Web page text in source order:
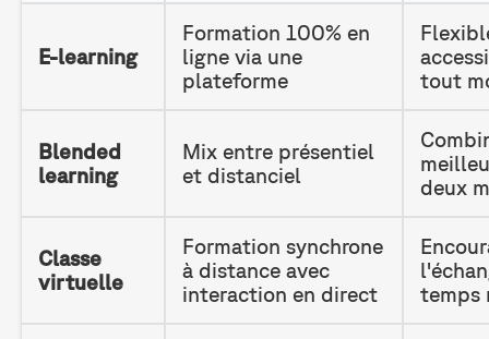
E-learning
Formation 100% en
ligne via une
plateforme
tout
Blended
learning
Mix entre présentiel
et distanciel
deux
Classe
virtuelle
Formation synchrone
à distance avec
interaction en direct
temps